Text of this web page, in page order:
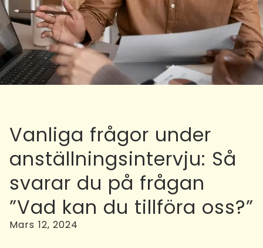
Vanliga frågor under
anställningsintervju: Så
svarar du på frågan
”Vad kan du tillföra oss?”
Mars 12, 2024